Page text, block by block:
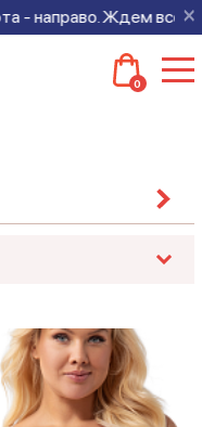
×
направо. Ждем всех на
0